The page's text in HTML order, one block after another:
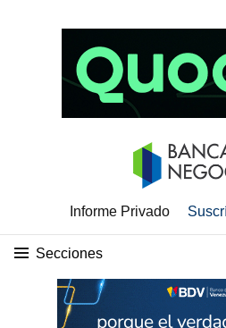
Informe Privado
Secciones